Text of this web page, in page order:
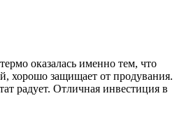
оказалась именно тем, что
хорошо защищает от продувания.
радует. Отличная инвестиция в